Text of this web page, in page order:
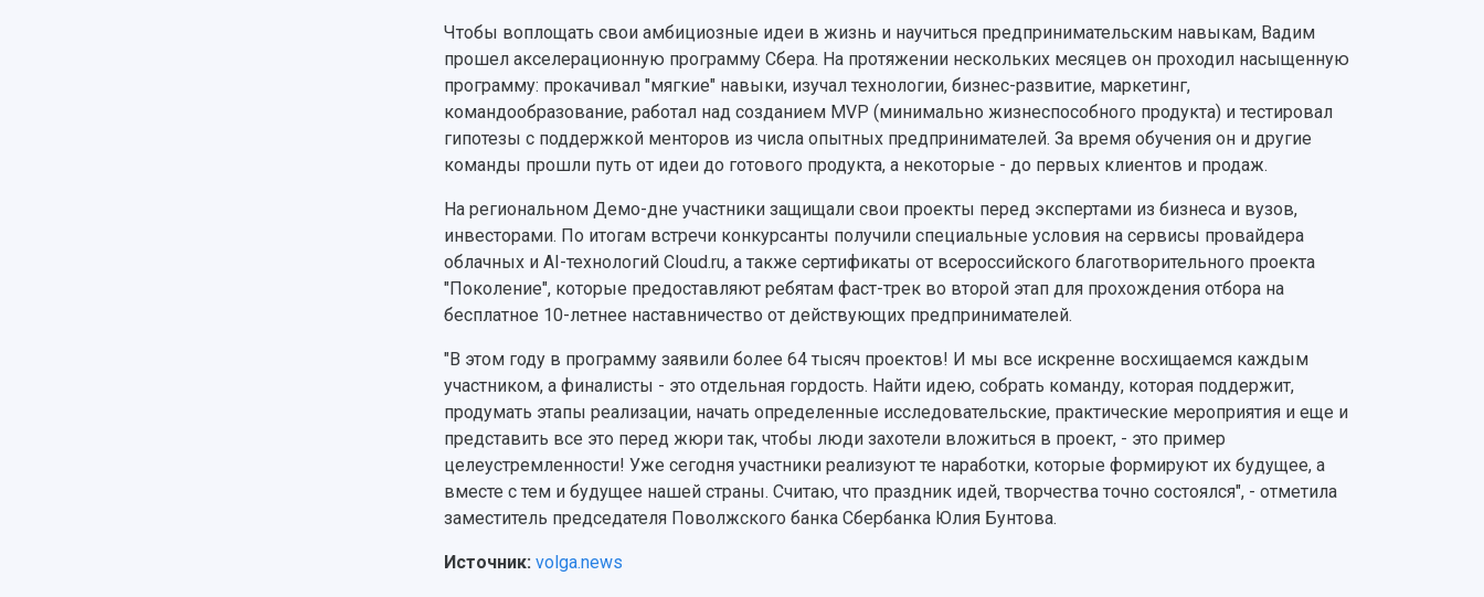
Чтобы воплощать свои амбициозные идеи в жизнь и научиться предпринимательским навыкам, Вадим
прошел акселерационную программу Сбера. На протяжении нескольких месяцев он проходил насыщенную
программу: прокачивал "мягкие" навыки, изучал технологии, бизнес-развитие, маркетинг,
командообразование, работал над созданием MVP (минимально жизнеспособного продукта) и тестировал
гипотезы с поддержкой менторов из числа опытных предпринимателей. За время обучения он и другие
команды прошли путь от идеи до готового продукта, а некоторые - до первых клиентов и продаж.
На региональном Демо-дне участники защищали свои проекты перед экспертами из бизнеса и вузов,
инвесторами. По итогам встречи конкурсанты получили специальные условия на сервисы провайдера
облачных и AI-технологий Cloud.ru, а также сертификаты от всероссийского благотворительного проекта
"Поколение", которые предоставляют ребятам фаст-трек во второй этап для прохождения отбора на
бесплатное 10-летнее наставничество от действующих предпринимателей.
"В этом году в программу заявили более 64 тысяч проектов! И мы все искренне восхищаемся каждым
участником, а финалисты - это отдельная гордость. Найти идею, собрать команду, которая поддержит,
продумать этапы реализации, начать определенные исследовательские, практические мероприятия и еще и
представить все это перед жюри так, чтобы люди захотели вложиться в проект, - это пример
целеустремленности! Уже сегодня участники реализуют те наработки, которые формируют их будущее, а
вместе с тем и будущее нашей страны. Считаю, что праздник идей, творчества точно состоялся", - отметила
заместитель председателя Поволжского банка Сбербанка Юлия Бунтова.
Источник: volga.news